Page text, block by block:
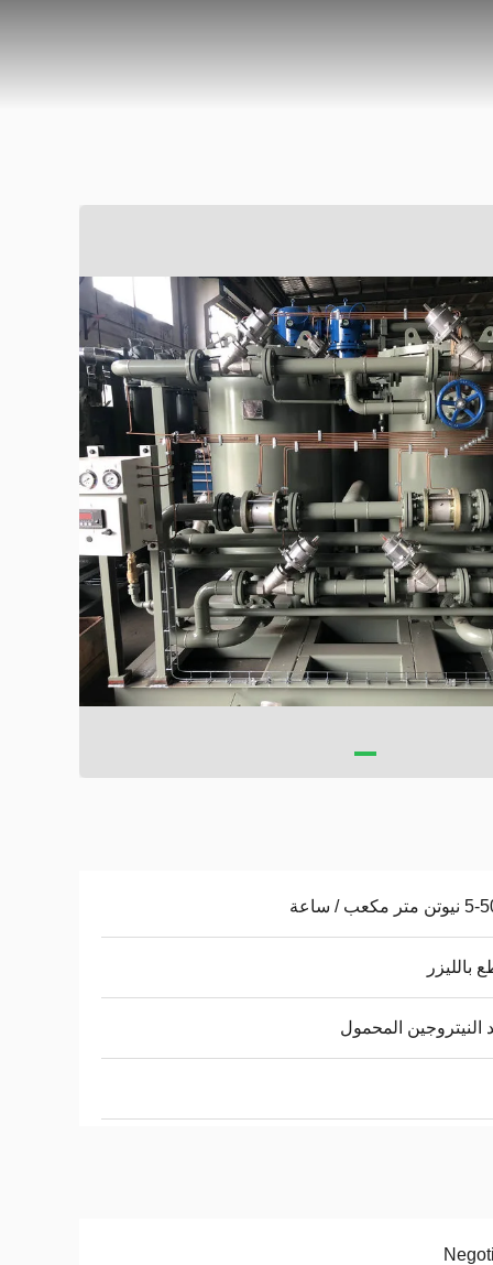
مكعب / ساعة
بالليزر
النيتروجين المحمول